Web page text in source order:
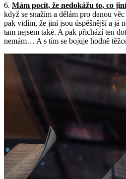
6. Mám pocit, že nedokážu to, co jiní
když se snažím a dělám pro danou
pak vidím, že jiní jsou úspěšnější a já
tam nejsem také. A pak přichází ten
nemám… A s tím se bojuje hodně